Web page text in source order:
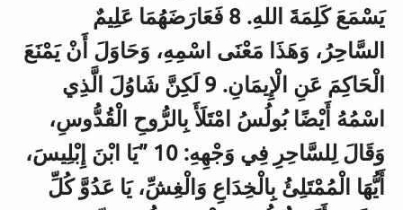
يَسْمَعَ كَلِمَةَ اللهِ. 8 فَعَارَضَهُمَا عَلِيمٌ
السَّاحِرُ، وَهَذَا مَعْنَى اسْمِهِ، وَحَاوَلَ أَنْ يَمْنَعَ
الْحَاكِمَ عَنِ الْإِيمَانِ. 9 لَكِنَّ شَاوُلَ الَّذِي
اسْمُهُ أَيْضًا بُولُسُ امْتَلَأَ بِالرُّوحِ الْقُدُّوسِ،
وَقَالَ لِلسَّاحِرِ فِي وَجْهِهِ: 10 ”يَا ابْنَ إِبْلِيسَ،
أَيُّهَا الْمُمْتَلِئُ بِالْخِدَاعِ وَالْغِشِّ، يَا عَدُوَّ كُلِّ